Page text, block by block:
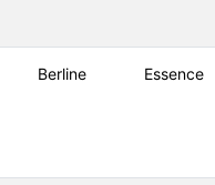
Berline Essence